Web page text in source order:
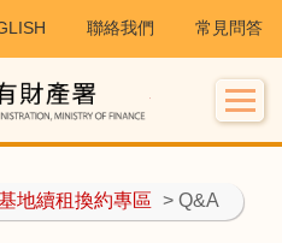
聯絡我們 常見問答
地續租換約專區 > Q&A